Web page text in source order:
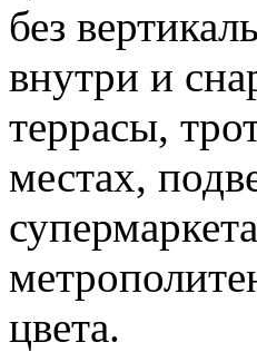
без
внутри и
террасы,
местах,
цвета.